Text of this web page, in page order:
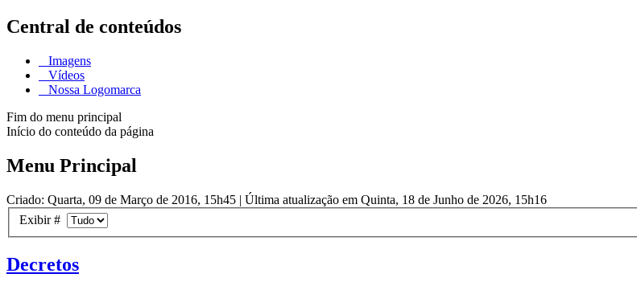
Central de conteúdos
Imagens
Vídeos
Nossa Logomarca
Fim do menu principal
Início do conteúdo da página
Menu Principal
Criado: Quarta, 09 de Março de 2016, 15h45 | Última atualização em Quinta, 18 de Junho de 2026, 15h16
Exibir #
Decretos